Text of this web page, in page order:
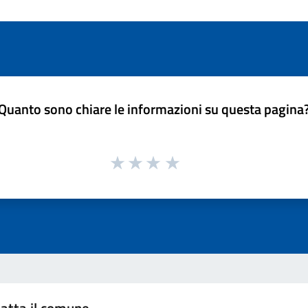
sono chiare le informazioni su questa